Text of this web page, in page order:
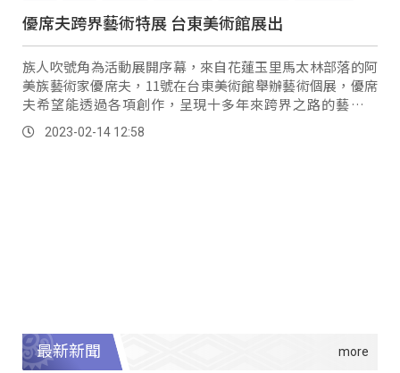
優席夫跨界藝術特展 台東美術館展出
族人吹號角為活動展開序幕，來自花蓮玉里馬太林部落的阿
美族藝術家優席夫，11號在台東美術館舉辦藝術個展，優席
夫希望能透過各項創作，呈現十多年來跨界之路的藝術展
現。2023-02-14 12:58
最新新聞